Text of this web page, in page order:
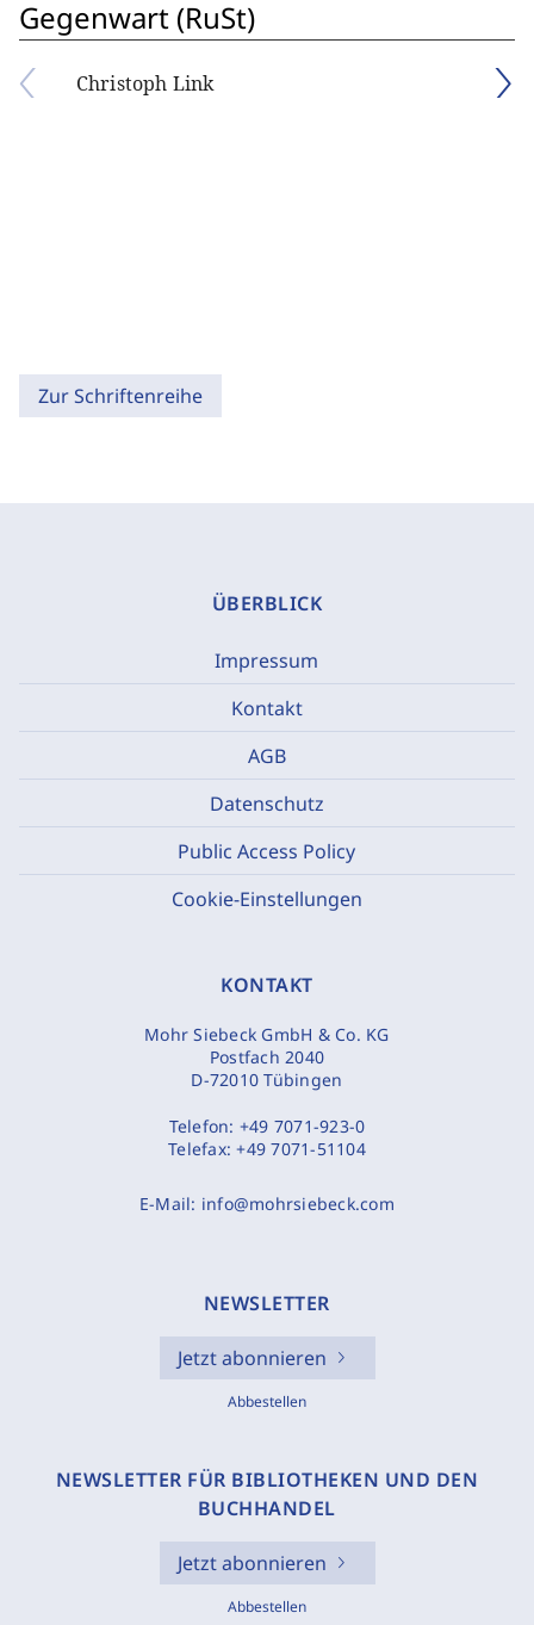
Gegenwart (RuSt)
Christoph Link
Zur Schriftenreihe
ÜBERBLICK
Impressum
Kontakt
AGB
Datenschutz
Public Access Policy
Cookie-Einstellungen
KONTAKT
Mohr Siebeck GmbH & Co. KG
Postfach 2040
D-72010 Tübingen
Telefon: +49 7071-923-0
Telefax:+49 7071-51104
E-Mail: info@mohrsiebeck.com
NEWSLETTER
Jetzt abonnieren
Abbestellen
NEWSLETTER FÜR BIBLIOTHEKEN UND DEN
BUCHHANDEL
Jetzt abonnieren
Abbestellen